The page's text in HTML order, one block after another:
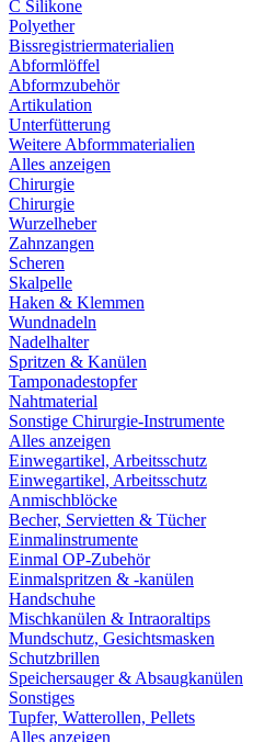
C Silikone
Polyether
Bissregistriermaterialien
Abformlöffel
Abformzubehör
Artikulation
Unterfütterung
Weitere Abformmaterialien
Alles anzeigen
Chirurgie
Chirurgie
Wurzelheber
Zahnzangen
Scheren
Skalpelle
Haken & Klemmen
Wundnadeln
Nadelhalter
Spritzen & Kanülen
Tamponadestopfer
Nahtmaterial
Sonstige Chirurgie-Instrumente
Alles anzeigen
Einwegartikel, Arbeitsschutz
Einwegartikel, Arbeitsschutz
Anmischblöcke
Becher, Servietten & Tücher
Einmalinstrumente
Einmal OP-Zubehör
Einmalspritzen & -kanülen
Handschuhe
Mischkanülen & Intraoraltips
Mundschutz, Gesichtsmasken
Schutzbrillen
Speichersauger & Absaugkanülen
Sonstiges
Tupfer, Watterollen, Pellets
Alles anzeigen